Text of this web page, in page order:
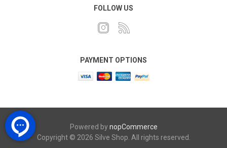
FOLLOW US
PAYMENT OPTIONS
Powered bynopCommerce
Copyright © 2026 Silve Shop. All rights reserved.